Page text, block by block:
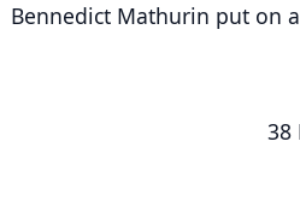
Bennedict Mathurin put on
38